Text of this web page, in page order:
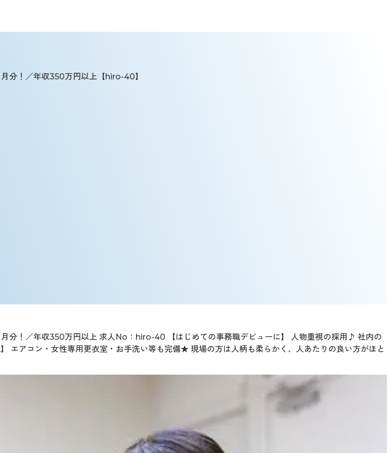
分！／年収350万円以上【hiro-40】
！／年収350万円以上 求人No：hiro-40 【はじめての事務職デビューに】 人物重視の採用♪ 社内の
エアコン・女性専用更衣室・お手洗い等も完備★ 現場の方は人柄も柔らかく、人あたりの良い方がほと